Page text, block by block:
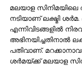
മലയാള
നടിയാണ് ലക്ഷ്മി
എന്നിവിടങ്ങളിൽ
അഭിനയിച്ചതിനാൽ
പതിവാണ്.
ശർമയ്ക്ക് മലയാള